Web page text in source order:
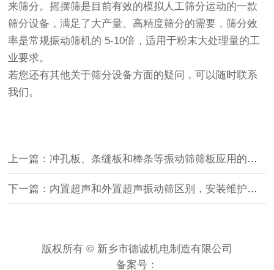
来筛分。摇摆筛是目前有效的模拟人工筛分运动的一款
筛分设备，满足了大产量、高精度筛分的需要，筛分效
率是常规振动筛机的 5-10倍，适用于粉末大处理量的工
业要求。
若您还有其他关于筛分设备方面的疑问，可以随时联系
我们。
上一篇：冲孔板、条缝板和棒条等振动筛筛板应用的区别
下一篇：内置超声和外置超声振动筛区别，安装维护介绍
版权所有 © 新乡市德诚机电制造有限公司
备案号：